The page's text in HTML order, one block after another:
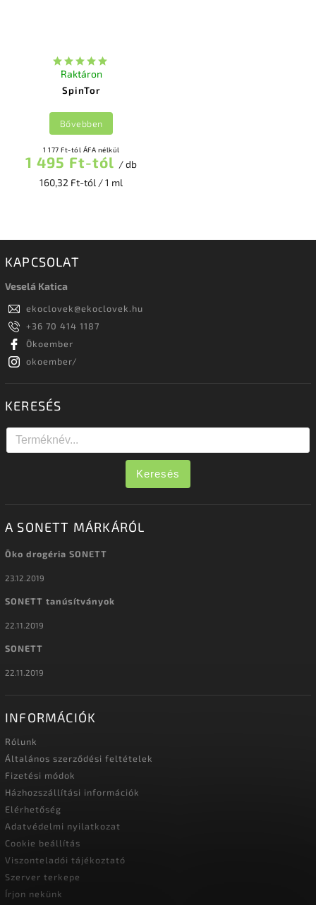
SpinTor
Raktáron
1 177 Ft-tól ÁFA nélkül
1 495 Ft-tól / db
160,32 Ft-tól / 1 ml
Bővebben
KAPCSOLAT
Veselá Katica
ekoclovek@ekoclovek.hu
+36 70 414 1187
Ökoember
okoember/
KERESÉS
Keresés
A SONETT MÁRKÁRÓL
Öko drogéria SONETT
23.12.2019
SONETT tanúsítványok
22.11.2019
SONETT
22.11.2019
INFORMÁCIÓK
Rólunk
Általános szerződési feltételek
Fizetési módok
Házhozszállítási információk
Elérhetőség
Adatvédelmi nyilatkozat
Cookie beállítás
Viszonteladói tájékoztató
Szerver terkepe
Írjon nekünk